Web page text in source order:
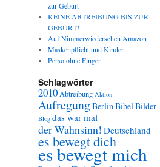
zur Geburt
KEINE ABTREIBUNG BIS ZUR
GEBURT!
Auf Nimmerwiedersehen Amazon
Maskenpflicht und Kinder
Perso ohne Finger
Schlagwörter
2010Abtreibung Aktion
AufregungBerlinBibelBilder
Blog das war mal
der Wahnsinn! Deutschland
es bewegt dich
es bewegt mich